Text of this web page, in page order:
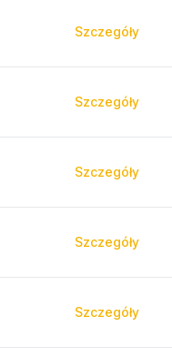
Szczegóły
Szczegóły
Szczegóły
Szczegóły
Szczegóły